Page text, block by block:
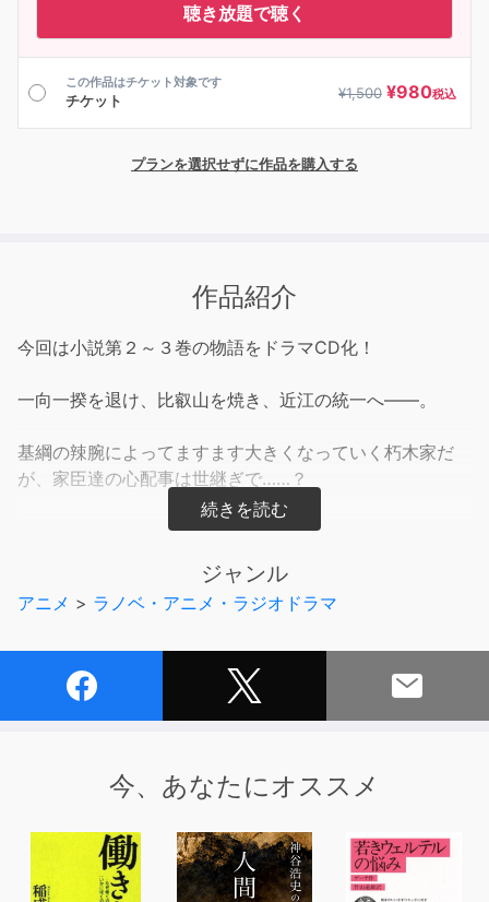
聴き放題で聴く
この作品はチケット対象です
チケット ¥1,500 ¥980税込
プランを選択せずに作品を購入する
作品紹介
今回は小説第２～３巻の物語をドラマCD化！
一向一揆を退け、比叡山を焼き、近江の統一へ――。
基綱の辣腕によってますます大きくなっていく朽木家だ
が、家臣達の心配事は世継ぎで……？
イスラーフィール先生原案の物語を豪華キャスト陣でお送
©Israfil / TO Books. ℗TO Books.
ジャンル
アニメ > ラノベ・アニメ・ラジオドラマ
今、あなたにオススメ